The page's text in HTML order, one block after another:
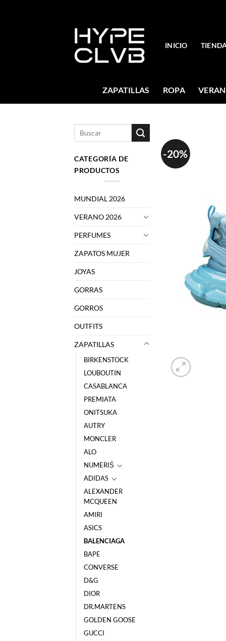
INICIO
ZAPATILLAS ROPA
CATEGORÍA DE
PRODUCTOS
MUNDIAL 2026
VERANO 2026
PERFUMES
ZAPATOS MUJER
JOYAS
GORRAS
GORROS
OUTFITS
ZAPATILLAS
BIRKENSTOCK
LOUBOUTIN
CASABLANCA
PREMIATA
ONITSUKA
AUTRY
MONCLER
ALO
NUMERIŚ
ADIDAS
ALEXANDER
MCQUEEN
AMIRI
ASICS
BALENCIAGA
BAPE
CONVERSE
D&G
DIOR
DR.MARTENS
GOLDEN GOOSE
GUCCI
-20%